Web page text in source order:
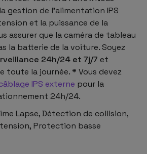
gestion de l'alimentation IPS
et la puissance de la
assurer que la caméra de tableau
la batterie de la voiture. Soyez
24h/24 et 7j/7 et
toute la journée. * Vous devez
IPS externe pour la
24h/24.
Lapse, Détection de collision,
Protection basse